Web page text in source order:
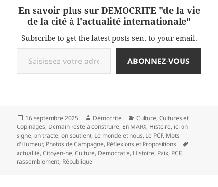
En savoir plus sur DEMOCRITE "de la vie
de la cité à l'actualité internationale"
Subscribe to get the latest posts sent to your email.
Saisissez votre adresse e-mail…
ABONNEZ-VOUS
Publié
le
16 septembre 2025 Auteur
Démocrite Catégories
Culture,Cultures et
Copinages, Demain reste à construire, En MARX, Histoire, ici on
signe, on tracte, on soutient, Le monde et nous, Le PCF, Mots
d'Humeur, Photos de Campagne, Réflexions et Propositions
actualité,Citoyen-ne,Culture, Democratie, Histoire, Paix, PCF,
rassemblement, République